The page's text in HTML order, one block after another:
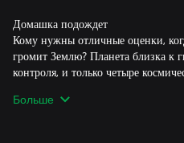
Домашка подождет
Кому нужны отличные оценки,
громит Землю? Планета близка к
контроля, и только четыре
душевная игра. Beat 'em up с
Больше